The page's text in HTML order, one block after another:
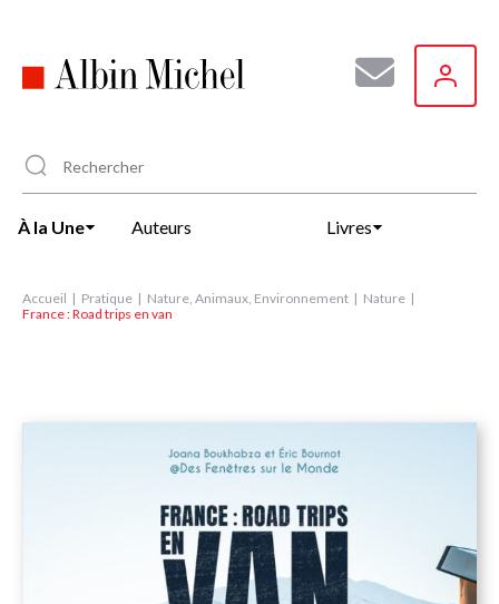
principal
À la Une Auteurs Livres
Accueil Pratique Nature, Animaux, Environnement
Nature
France : Road trips en van